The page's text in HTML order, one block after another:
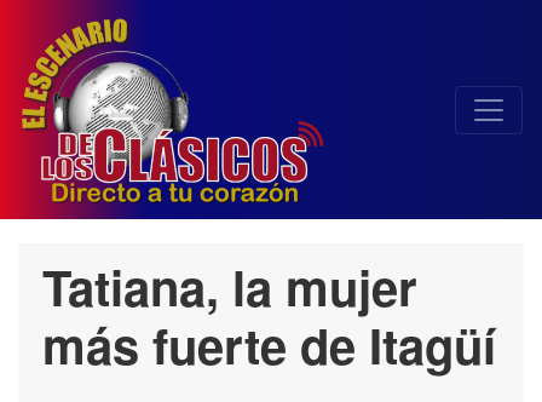
Tatiana, la mujer
más fuerte de Itagüí